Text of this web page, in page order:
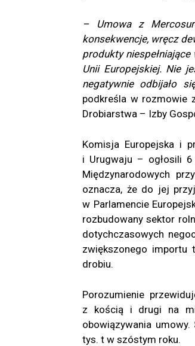
– Umowa z
konsekwencje, wręcz
produkty
Unii Europejskiej. Nie
negatywnie odbijało
podkreśla w rozmowie
Drobiarstwa – Izby
Komisja Europejska i
i Urugwaju – ogłosili
Międzynarodowych
oznacza, że do jej
w Parlamencie
rozbudowany sektor
dotychczasowych
zwiększonego importu
drobiu.
Porozumienie
z kością i drugi na
obowiązywania
tys. t w szóstym roku.